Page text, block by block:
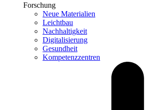
Forschung
Neue Materialien
Leichtbau
Nachhaltigkeit
Digitalisierung
Gesundheit
Kompetenzzentren